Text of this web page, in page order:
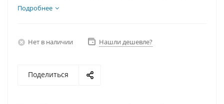
RTX 3060Ti 8Гб, Память DDR4 64Gb, Диски
Подробнее
Нет в наличии Нашли дешевле?
Поделиться